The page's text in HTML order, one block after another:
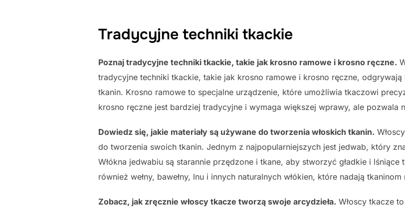
Tradycyjne techniki tkackie
Poznaj tradycyjne techniki tkackie, takie jak krosno ramowe i krosno ręczne.
tradycyjne techniki tkackie, takie jak krosno ramowe i krosno ręczne,
tkanin. Krosno ramowe to specjalne urządzenie, które umożliwia tkaczowi
krosno ręczne jest bardziej tradycyjne i wymaga większej wprawy, ale pozwala
Dowiedz się, jakie materiały są używane do tworzenia włoskich tkanin.
do tworzenia swoich tkanin. Jednym z najpopularniejszych jest jedwab, który
Włókna jedwabiu są starannie przędzone i tkane, aby stworzyć gładkie i
również wełny, bawełny, lnu i innych naturalnych włókien, które nadają
Zobacz, jak zręcznie włoscy tkacze tworzą swoje arcydzieła. Włoscy tkacze